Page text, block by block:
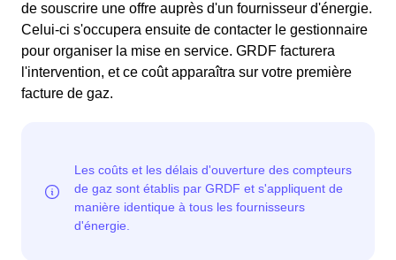
de souscrire une offre auprès d'un fournisseur d'énergie.
Celui-ci s'occupera ensuite de contacter le gestionnaire
pour organiser la mise en service. GRDF facturera
l'intervention, et ce coût apparaîtra sur votre première
facture de gaz.